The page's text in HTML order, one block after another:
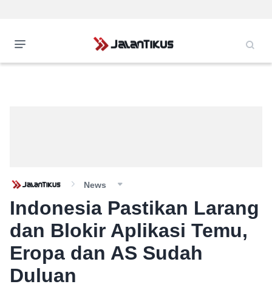
News
Indonesia Pastikan Larang
dan Blokir Aplikasi Temu,
Eropa dan AS Sudah
Duluan